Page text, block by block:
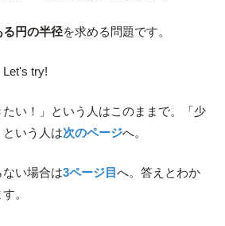
円の半径を求める問題です。
try!
たい！」という人はこのままで。「少
いう人は次のページへ。
い場合は3ページ目 へ。答えとわか
。